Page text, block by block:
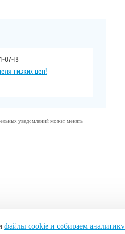
07-18
низких цен!
уведомлений может менять
файлы cookie и собираем аналитику